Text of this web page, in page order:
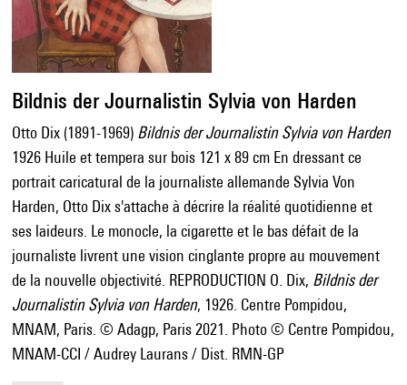
Bildnis der Journalistin Sylvia von Harden
Otto Dix (1891-1969) Bildnis der Journalistin Sylvia von Harden
1926 Huile et tempera sur bois 121 x 89 cm En dressant ce
portrait caricatural de la journaliste allemande Sylvia Von
Harden, Otto Dix s'attache à décrire la réalité quotidienne et
ses laideurs. Le monocle, la cigarette et le bas défait de la
journaliste livrent une vision cinglante propre au mouvement
de la nouvelle objectivité. REPRODUCTION O. Dix, Bildnis der
Journalistin Sylvia von Harden, 1926. Centre Pompidou,
MNAM, Paris. © Adagp, Paris 2021. Photo © Centre Pompidou,
MNAM-CCI / Audrey Laurans / Dist. RMN-GP